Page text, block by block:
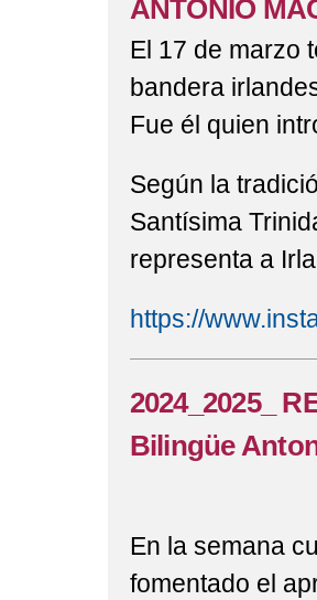
2022 TALLERES
2022 VISITA DEL
MACHADO
2022 VISITA DEL
MACHADO
2022 _GALERIA
2022- 23_ E.
2022-2023_ "LA
2022-2023_ "VÍDEO
ANTONIO
El 17 de marzo
bandera
Fue él quien
Según la
Santísima
representa a
https://
2024_2025_
Bilingüe
En la semana
fomentado el